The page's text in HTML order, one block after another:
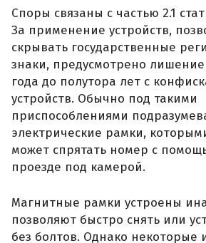
Споры связаны с частью 2.1
За применение устройств,
скрывать государственные
знаки, предусмотрено
года до полутора лет с
устройств. Обычно под такими
приспособлениями
электрические рамки,
может спрятать номер с
проезде под камерой.
Магнитные рамки устроены
позволяют быстро снять или
без болтов. Однако некоторые